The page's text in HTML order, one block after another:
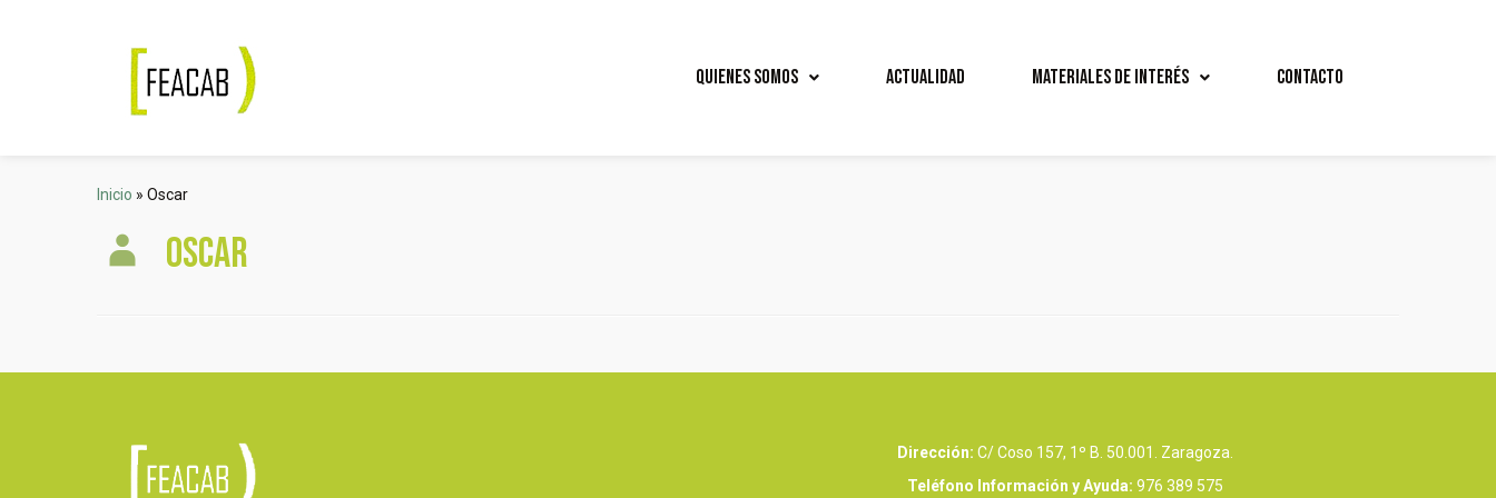
Quienes Somos Actualidad Materiales de interés Contacto
Inicio » Oscar
Oscar
Dirección: C/ Coso 157, 1º B. 50.001. Zaragoza.
Teléfono Información y Ayuda: 976 389 575